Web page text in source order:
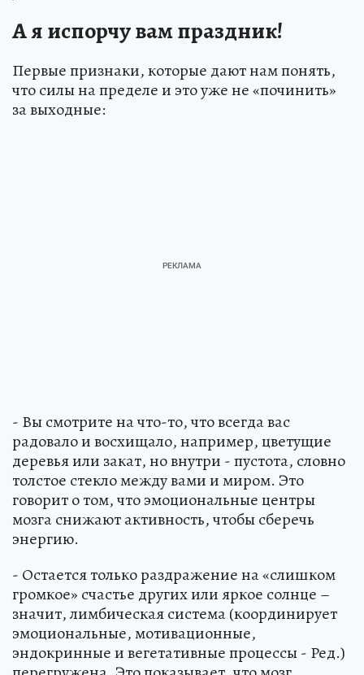
А я испорчу вам праздник!
Первые признаки, которые дают нам понять,
что силы на пределе и это уже не «починить»
за выходные:
- Вы смотрите на что-то, что всегда вас
радовало и восхищало, например, цветущие
деревья или закат, но внутри - пустота, словно
толстое стекло между вами и миром. Это
говорит о том, что эмоциональные центры
мозга снижают активность, чтобы сберечь
энергию.
- Остается только раздражение на «слишком
громкое» счастье других или яркое солнце –
значит, лимбическая система (координирует
эмоциональные, мотивационные,
эндокринные и вегетативные процессы - Ред.)